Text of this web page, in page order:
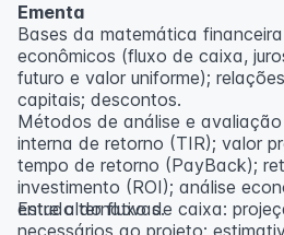
Ementa
Bases da matemática
econômicos (fluxo de caixa,
futuro e valor uniforme);
capitais; descontos.
Métodos de análise e
interna de retorno (TIR); valor
tempo de retorno (PayBack);
investimento (ROI); análise
entre alternativas.
Estudo do fluxo de caixa: